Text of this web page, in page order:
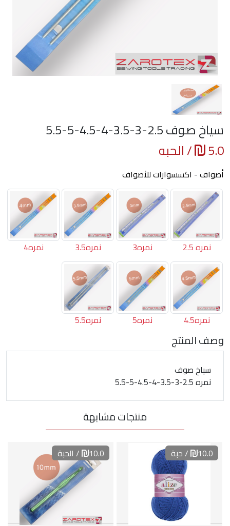
سياخ صوف 2.5-3-3.5-4-4.5-5-5.5
5.0
/ الحبه
أصواف- اكسسوارات للأصواف
نمره 2.5 نمره3 نمره3.5 نمره4
نمره4.5 نمره5 نمره5.5
وصف المنتج
سياخ صوف
نمره 2.5-3-3.5-4-4.5-5-5.5
منتجات مشابهة
10.0 / حبة 10.0 / الحبة